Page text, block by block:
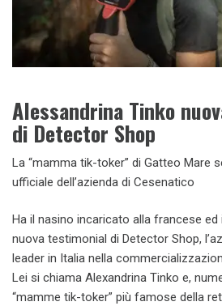
Alessandrina Tinko
di Detector Shop
La “mamma tik-toker” di Gatteo Mare
ufficiale dell’azienda di Cesenatico
Ha il nasino incaricato alla francese
nuova testimonial di Detector Shop,
leader in Italia nella
Lei si chiama Alexandrina Tinko e,
“mamme tik-toker” più famose della